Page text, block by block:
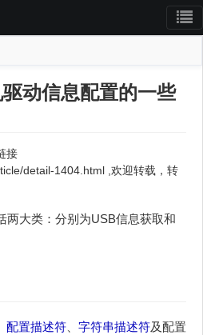
动信息配置的一些
接
detail-1404.html ,欢迎转载，转
两大类：分别为USB信息获取和
配置描述符、 字符串描述符及配置